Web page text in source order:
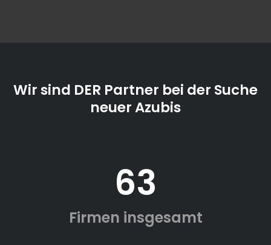
Wir sind DER Partner bei der Suche
neuer Azubis
63
Firmen insgesamt